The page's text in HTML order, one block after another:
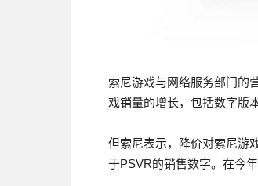
索尼游戏与网络服务部门的
戏销量的增长，包括数字版
但索尼表示，降价对索尼游
于PSVR的销售数字。在今